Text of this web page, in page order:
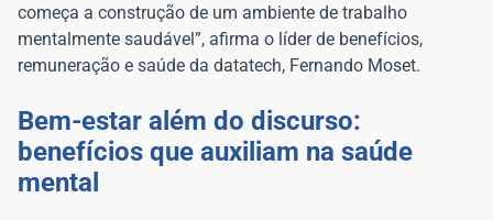
começa a construção de um ambiente de trabalho
mentalmente saudável”, afirma o líder de benefícios,
remuneração e saúde da datatech, Fernando Moset.
Bem-estar além do discurso:
benefícios que auxiliam na saúde
mental